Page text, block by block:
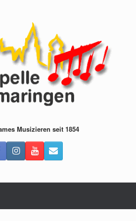
Musizieren seit 1854